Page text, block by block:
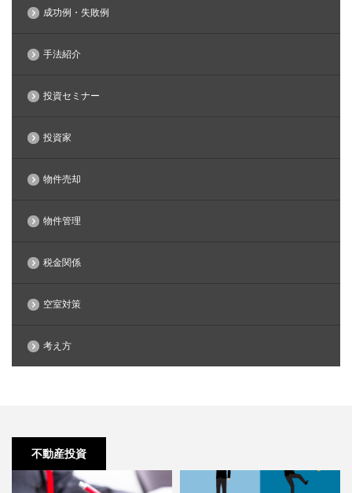
成功例・失敗例
手法紹介
投資セミナー
投資家
物件売却
物件管理
税金関係
空室対策
考え方
不動産投資